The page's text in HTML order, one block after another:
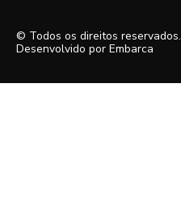
© Todos os direitos reservados.
Desenvolvido por Embarca